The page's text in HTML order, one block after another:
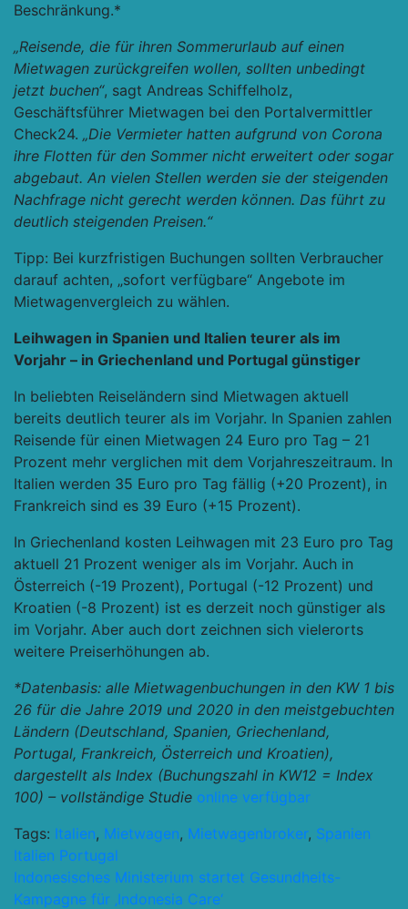
Beschränkung.*
„Reisende, die für ihren Sommerurlaub auf einen
Mietwagen zurückgreifen wollen, sollten unbedingt
jetzt buchen“, sagt Andreas Schiffelholz,
Geschäftsführer Mietwagen bei den Portalvermittler
Check24. „Die Vermieter hatten aufgrund von Corona
ihre Flotten für den Sommer nicht erweitert oder sogar
abgebaut. An vielen Stellen werden sie der steigenden
Nachfrage nicht gerecht werden können. Das führt zu
deutlich steigenden Preisen.“
Tipp: Bei kurzfristigen Buchungen sollten Verbraucher
darauf achten, „sofort verfügbare“ Angebote im
Mietwagenvergleich zu wählen.
Leihwagen in Spanien und Italien teurer als im
Vorjahr – in Griechenland und Portugal günstiger
In beliebten Reiseländern sind Mietwagen aktuell
bereits deutlich teurer als im Vorjahr. In Spanien zahlen
Reisende für einen Mietwagen 24 Euro pro Tag – 21
Prozent mehr verglichen mit dem Vorjahreszeitraum. In
Italien werden 35 Euro pro Tag fällig (+20 Prozent), in
Frankreich sind es 39 Euro (+15 Prozent).
In Griechenland kosten Leihwagen mit 23 Euro pro Tag
aktuell 21 Prozent weniger als im Vorjahr. Auch in
Österreich (-19 Prozent), Portugal (-12 Prozent) und
Kroatien (-8 Prozent) ist es derzeit noch günstiger als
im Vorjahr. Aber auch dort zeichnen sich vielerorts
weitere Preiserhöhungen ab.
*Datenbasis: alle Mietwagenbuchungen in den KW 1 bis
26 für die Jahre 2019 und 2020 in den meistgebuchten
Ländern (Deutschland, Spanien, Griechenland,
Portugal, Frankreich, Österreich und Kroatien),
dargestellt als Index (Buchungszahl in KW12 = Index
100) – vollständige Studie online verfügbar
Tags: Italien, Mietwagen, Mietwagenbroker, Spanien
Italien Portugal
Beitragsnavigation
Indonesisches Ministerium startet Gesundheits-
Kampagne für ‚Indonesia Care‘